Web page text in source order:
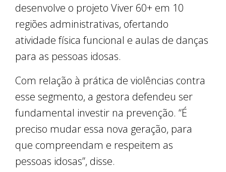
desenvolve o projeto Viver 60+ em 10
regiões administrativas, ofertando
atividade física funcional e aulas de danças
para as pessoas idosas.
Com relação à prática de violências contra
esse segmento, a gestora defendeu ser
fundamental investir na prevenção. “É
preciso mudar essa nova geração, para
que compreendam e respeitem as
pessoas idosas”, disse.